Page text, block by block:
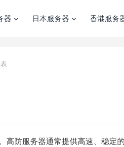
器 日本服务器 香港服务
高防服务器通常提供高速、稳定